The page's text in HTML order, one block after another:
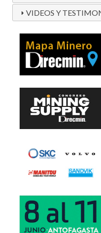
VIDEOS Y